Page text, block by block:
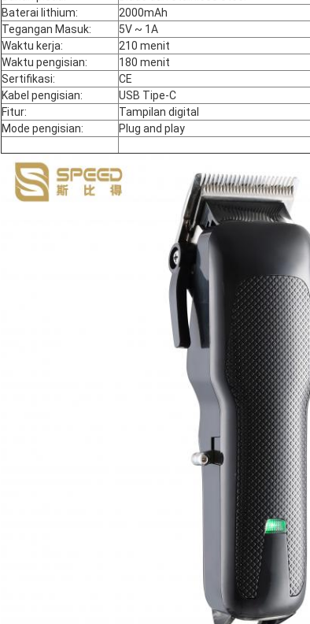
Baterai lithium:
2000mAh
Tegangan Masuk:
5V ~ 1A
Waktu kerja:
210 menit
Waktu pengisian:
180 menit
Sertifikasi:
CE
Kabel pengisian:
USB Tipe-C
Fitur:
Tampilan digital
Mode pengisian:
Plug and play